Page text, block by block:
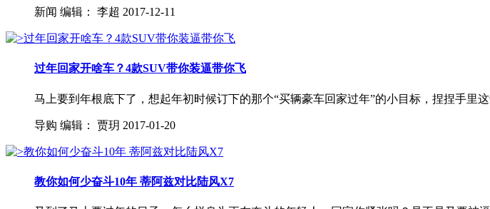
新闻 编辑： 李超 2017-12-11
过年回家开啥车？4款SUV带你装逼带你飞
马上要到年根底下了，想起年初时候订下的那个“买辆豪车回家过年”的小目标，捏捏手里
导购 编辑： 贾玥 2017-01-20
教你如何少奋斗10年 蒂阿兹对比陆风X7